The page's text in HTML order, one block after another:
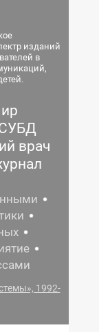
изданий
в
врач
1992-